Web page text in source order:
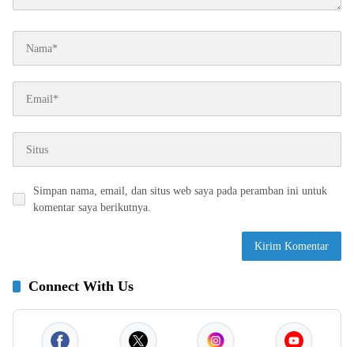
Simpan nama, email, dan situs web saya pada peramban ini untuk
komentar saya berikutnya.
Connect With Us